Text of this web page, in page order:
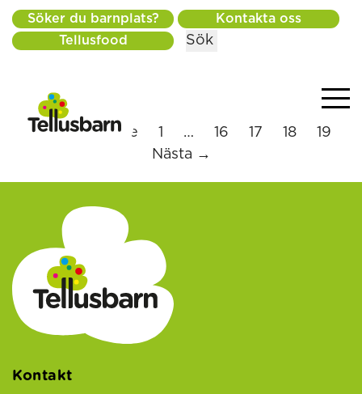
Söker du barnplats?
Kontakta oss
Tellusfood
Sök
← Föregående 1 … 16 17 18
19
Nästa →
Kontakt